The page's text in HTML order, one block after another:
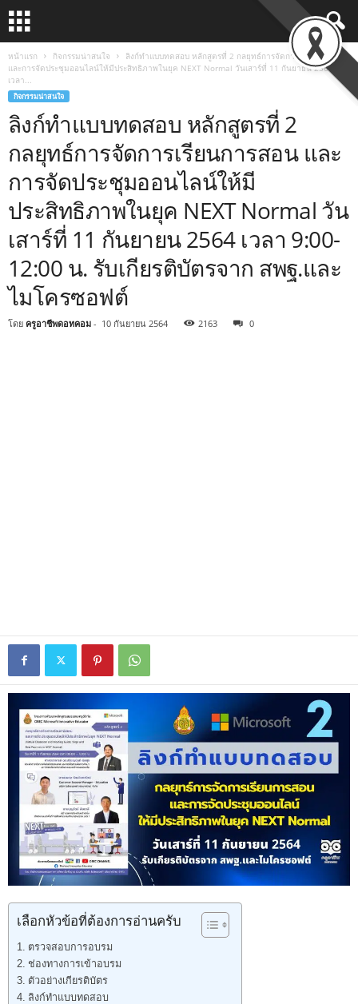
หน้าแรก กิจกรรมน่าสนใจ
ลิงก์ทำแบบทดสอบ หลักสูตรที่ 2 กลยุทธ์การจัดการเรียนการสอน
และการจัดประชุมออนไลน์ให้มีประสิทธิภาพในยุค NEXT Normal วันเสาร์ที่ 11 กันยายน 2564
เวลา...
กิจกรรมน่าสนใจ
ลิงก์ทำแบบทดสอบ หลักสูตรที่ 2
กลยุทธ์การจัดการเรียนการสอน และ
การจัดประชุมออนไลน์ให้มี
ประสิทธิภาพในยุค NEXT Normal วัน
เสาร์ที่ 11 กันยายน 2564 เวลา 9:00-
12:00 น. รับเกียรติบัตรจาก สพฐ.และ
ไมโครซอฟต์
โดย ครูอาชีพดอทคอม - 10 กันยายน 2564 2163 0
เลือกหัวข้อที่ต้องการอ่านครับ
ตรวจสอบการอบรม
ช่องทางการเข้าอบรม
ตัวอย่างเกียรติบัตร
ลิงก์ทำแบบทดสอบ